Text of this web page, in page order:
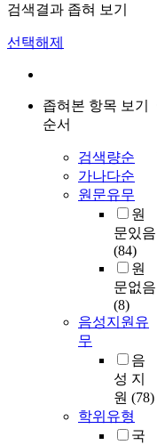
검색결과 좁혀 보기
선택해제
좁혀본 항목 보기
순서
검색량순
가나다순
원문유무
원
문있음
(84)
원
문없음
(8)
음성지원유
무
음
성 지
원 (78)
학위유형
국